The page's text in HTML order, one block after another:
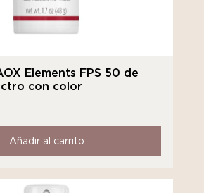
Elements FPS 50 de
con color
Añadir al carrito